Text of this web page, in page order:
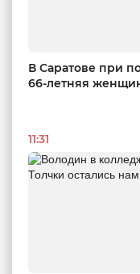
В Саратове при
66-летняя
11:31